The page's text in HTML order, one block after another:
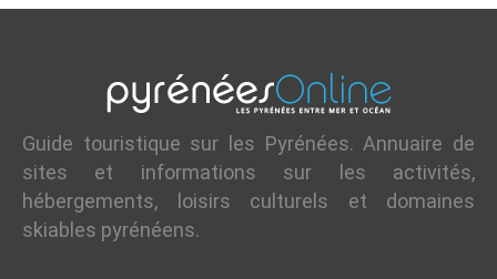
Guide touristique sur les Pyrénées. Annuaire de
sites et informations sur les activités,
hébergements, loisirs culturels et domaines
skiables pyrénéens.